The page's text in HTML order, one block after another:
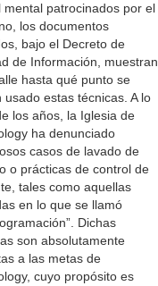
mental patrocinados por el
los documentos
bajo el Decreto de
de Información, muestran
hasta qué punto se
usado estas técnicas. A lo
los años, la Iglesia de
ha denunciado
casos de lavado de
o prácticas de control de
tales como aquellas
en lo que se llamó
Dichas
son absolutamente
a las metas de
cuyo propósito es